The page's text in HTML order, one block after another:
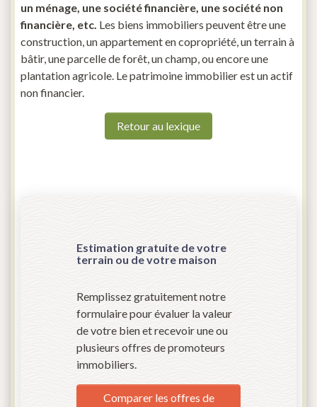
un ménage, une société financière, une société non
financière, etc. Les biens immobiliers peuvent être une
construction, un appartement en copropriété, un terrain à
bâtir, une parcelle de forêt, un champ, ou encore une
plantation agricole. Le patrimoine immobilier est un actif
non financier.
Retour au lexique
Estimation gratuite de votre
terrain ou de votre maison
Remplissez gratuitement notre
formulaire pour évaluer la valeur
de votre bien et recevoir une ou
plusieurs offres de promoteurs
immobiliers.
Comparer les offres de